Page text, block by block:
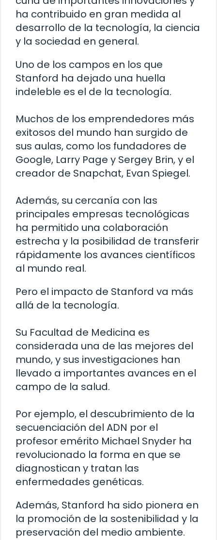
ha contribuido en gran medida al
desarrollo de la tecnología, la ciencia
y la sociedad en general.
Uno de los campos en los que
Stanford ha dejado una huella
indeleble es el de la tecnología.
Muchos de los emprendedores más
exitosos del mundo han surgido de
sus aulas, como los fundadores de
Google, Larry Page y Sergey Brin, y el
creador de Snapchat, Evan Spiegel.
Además, su cercanía con las
principales empresas tecnológicas
ha permitido una colaboración
estrecha y la posibilidad de transferir
rápidamente los avances científicos
al mundo real.
Pero el impacto de Stanford va más
allá de la tecnología.
Su Facultad de Medicina es
considerada una de las mejores del
mundo, y sus investigaciones han
llevado a importantes avances en el
campo de la salud.
Por ejemplo, el descubrimiento de la
secuenciación del ADN por el
profesor emérito Michael Snyder ha
revolucionado la forma en que se
diagnostican y tratan las
enfermedades genéticas.
Además, Stanford ha sido pionera en
la promoción de la sostenibilidad y la
preservación del medio ambiente.